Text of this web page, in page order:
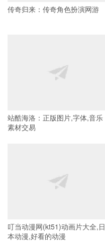
传奇归来：传奇角色扮演网游
站酷海洛：正版图片,字体,音乐
素材交易
叮当动漫网(kt51)动画片大全,日
本动漫,好看的动漫